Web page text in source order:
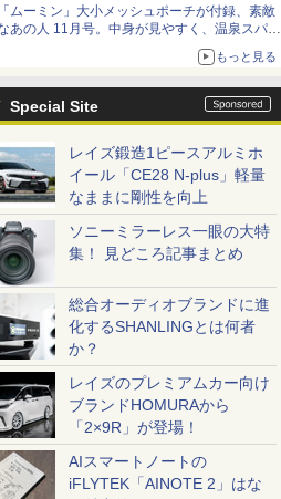
ムーミン」大小メッシュポーチが付録、素敵
あの人 11月号。中身が見やすく、温泉スパに
もっと見る
Special Site
レイズ鍛造1ピースアルミホ
イール「CE28 N-plus」軽量
なままに剛性を向上
ソニーミラーレス一眼の大特
集！ 見どころ記事まとめ
総合オーディオブランドに進
化するSHANLINGとは何者
か？
レイズのプレミアムカー向け
ブランドHOMURAから
「2×9R」が登場！
AIスマートノートの
iFLYTEK「AINOTE 2」はな